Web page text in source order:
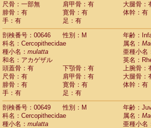
尺骨：一部無
肩甲骨：有
大腿骨：
腓骨：有
寛骨：有
体幹：有
手：有
足：有
剖検番号：00646
性別：M
年齢：
科名：Cercopithecidae
属名：
種小名： mulatta
亜種小名
和名：アカゲザル
英名：
頭蓋骨：有
下顎骨：有
上腕骨：
尺骨：有
肩甲骨：有
大腿骨：
腓骨：有
寛骨：有
体幹：有
手：有
足：有
剖検番号：00649
性別：M
年齢：
科名：Cercopithecidae
属名：
種小名： mulatta
亜種小名